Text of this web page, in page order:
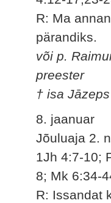
R: Ma
pärandiks.
või p.
preester
† isa
8. jaanuar
Jõuluaja 2.
1Jh 4:7-10;
8; Mk 6:34-
R: Issandat